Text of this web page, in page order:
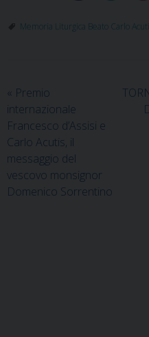
Memoria Liturgica Beato Carlo Acutis
« Premio
internazionale
Francesco d’Assisi e
Carlo Acutis, il
messaggio del
vescovo monsignor
Domenico Sorrentino